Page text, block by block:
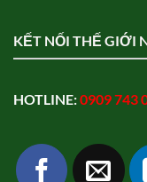
KẾT NỐI THẾ GIỚI
HOTLINE:0909 743